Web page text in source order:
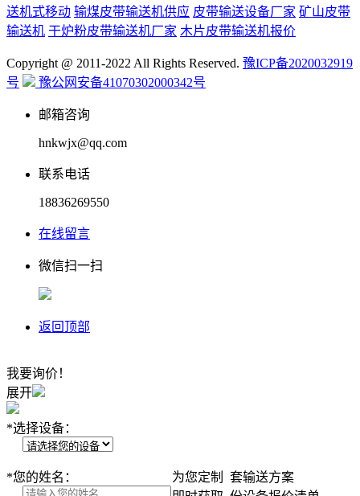
送机式移动 输煤皮带输送机供应 皮带输送设备厂家 矿山皮带
输送机 干炉粉皮带输送机厂家 木片皮带输送机报价
Copyright @ 2011-2022 All Rights Reserved. 豫ICP备2020032919
号
豫公网安备41070302000342号
邮箱咨询
hnkwjx@qq.com
联系电话
18836269550
在线留言
微信扫一扫
返回顶部
我要询价！
展开
*选择设备：
*您的姓名： 为您定制
套输送方案